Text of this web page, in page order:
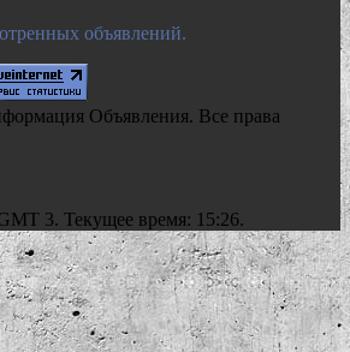
объявлений.
Объявления. Все права
3. Текущее время: 15:26.